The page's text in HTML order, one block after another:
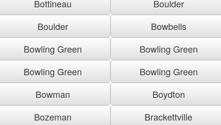
Bottineau
Boulder
Boulder
Bowbells
Bowling Green
Bowling Green
Bowling Green
Bowling Green
Bowman
Boydton
Bozeman
Brackettville